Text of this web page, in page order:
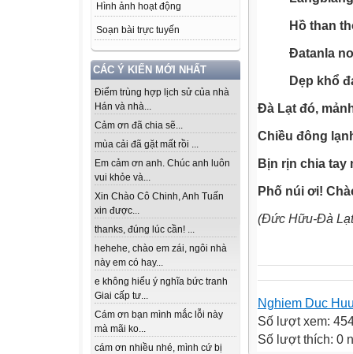
Hình ảnh hoạt động
Soạn bài trực tuyến
CÁC Ý KIẾN MỚI NHẤT
Điểm trùng hợp lịch sử của nhà
Hán và nhà...
Cảm ơn đã chia sẽ...
mùa cải đã gặt mất rồi ...
Em cảm ơn anh. Chúc anh luôn
vui khỏe và...
Xin Chào Cô Chinh, Anh Tuấn
xin được...
thanks, đúng lúc cần! ...
hehehe, chào em zái, ngôi nhà
này em có hay...
e không hiểu ý nghĩa bức tranh
Giai cấp tư...
Cám ơn bạn mình mắc lỗi này
mà mãi ko...
cám ơn nhiều nhé, mình cứ bị
Hồ than
Đatanla
Dẹp khổ
Đà Lạt đó,
Chiều đông
Bịn rịn chia
Phố núi ơi!
(Đức Hữu-Đà
Nghiem Duc
Số lượt xem:
Số lượt thích: 0